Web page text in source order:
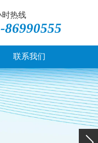
时热线
86990555
联系我们